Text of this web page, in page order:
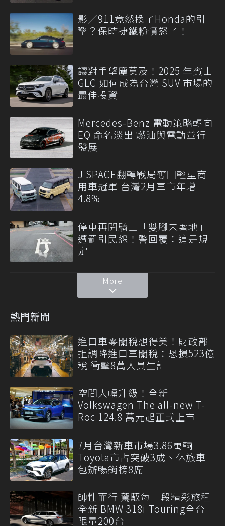
影／911竟然換了Honda的引
擎？保時捷鐵粉憤怒了！
讓對手望塵莫及！2025 年賓士
GLC 如何成為台灣 SUV 市場的
最佳投資
Mercedes-Benz 電動策略轉向
EQ 命名淡出 燃油與電動並行
發展
J SPACE翻轉戰局奪回輕型商
用車冠軍 台灣2月車市年增
4.8%
停車再開騎士「雙腳未著地」
遭罰引民怨！警回覆：這是規
定
More
熱門新聞
進口車零關稅想得美！財政部
拒調降進口車關稅：恐損523億
稅 衝擊8萬人員生計
空間大幅升級！全新
Volkswagen The all-new T-
Roc 124.8 萬元起正式上市
7月台灣新車市場3.86萬輛
Toyota市占突破3成、休旅車
包辦暢銷榜8席
帥性而行 駕馭每一段精彩旅程
全新 BMW 318i Touring全台
限量200台